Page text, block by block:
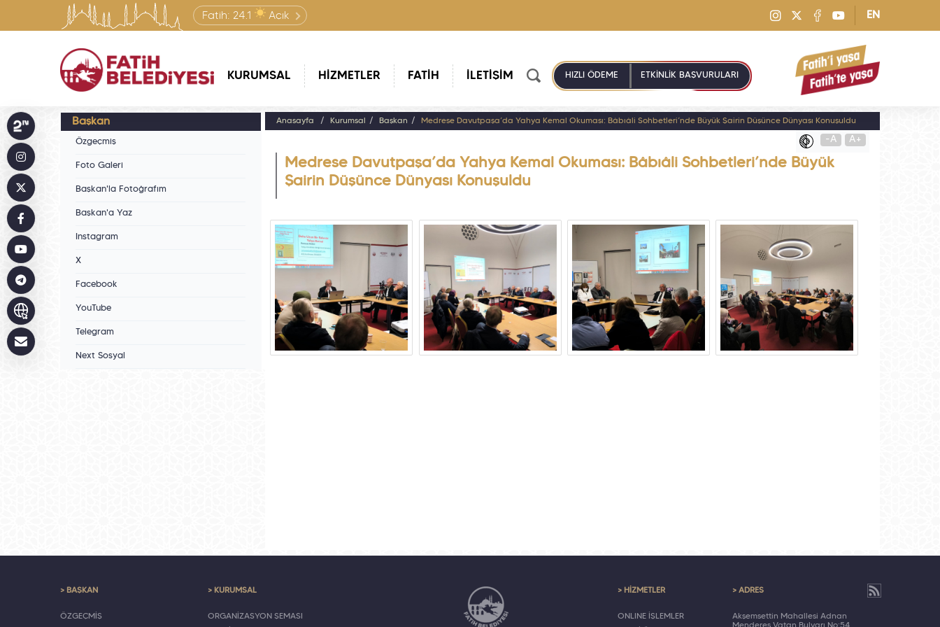
Fatih: 24.1 Açık EN
KURUMSAL HİZMETLER FATİH İLETİŞİM HIZLI ÖDEME ETKİNLİK BAŞVURULARI
Başkan
Özgeçmiş
Foto Galeri
Başkan'la Fotoğrafım
Başkan'a Yaz
Instagram
X
Facebook
YouTube
Telegram
Next Sosyal
Anasayfa Kurumsal Başkan Medrese Davutpaşa’da Yahya Kemal Okuması: Bâbıâli Sohbetleri’nde Büyük Şairin Düşünce Dünyası Konuşuldu
-A A+
Medrese Davutpaşa’da Yahya Kemal Okuması: Bâbıâli Sohbetleri’nde Büyük
Şairin Düşünce Dünyası Konuşuldu
> BAŞKAN
ÖZGEÇMİŞ
> KURUMSAL
ORGANİZASYON ŞEMASI
> HİZMETLER
ONLINE İŞLEMLER
> ADRES
Akşemsettin Mahallesi Adnan
Menderes Vatan Bulvarı No:54